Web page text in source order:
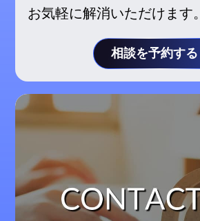
お気軽に解消いただけます。
相談を予約する